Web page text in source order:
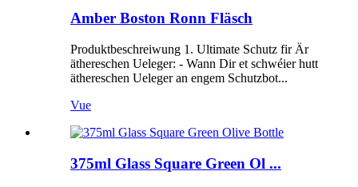
Amber Boston Ronn Fläsch
Produktbeschreiwung 1. Ultimate Schutz fir Är
äthereschen Ueleger: - Wann Dir et schwéier hutt
äthereschen Ueleger an engem Schutzbot...
Vue
375ml Glass Square Green Ol ...